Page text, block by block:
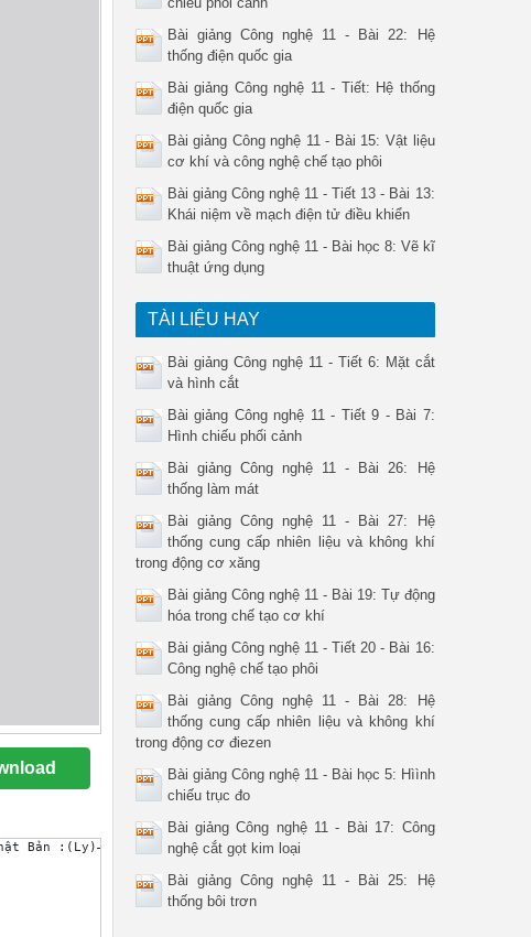
ngành CN Nhật Bản :(Ly)– Giá trị sản lượng công nghiệp đứng
Bài giảng Công nghệ 11 - Bài 22: Hệ
thống điện quốc gia
Bài giảng Công nghệ 11 - Tiết: Hệ thống
điện quốc gia
Bài giảng Công nghệ 11 - Bài 15: Vật liệu
cơ khí và công nghệ chế tạo phôi
Bài giảng Công nghệ 11 - Tiết 13 - Bài 13:
Khái niệm về mạch điện tử điều khiển
Bài giảng Công nghệ 11 - Bài học 8: Vẽ kĩ
thuật ứng dụng
TÀI LIỆU HAY
Bài giảng Công nghệ 11 - Tiết 6: Mặt cắt
và hình cắt
Bài giảng Công nghệ 11 - Tiết 9 - Bài 7:
Hình chiếu phối cảnh
Bài giảng Công nghệ 11 - Bài 26: Hệ
thống làm mát
Bài giảng Công nghệ 11 - Bài 27: Hệ
thống cung cấp nhiên liệu và không khí
trong động cơ xăng
Bài giảng Công nghệ 11 - Bài 19: Tự động
hóa trong chế tạo cơ khí
Bài giảng Công nghệ 11 - Tiết 20 - Bài 16:
Công nghệ chế tạo phôi
Bài giảng Công nghệ 11 - Bài 28: Hệ
thống cung cấp nhiên liệu và không khí
trong động cơ điezen
Bài giảng Công nghệ 11 - Bài học 5: Hìình
chiếu trục đo
Bài giảng Công nghệ 11 - Bài 17: Công
nghệ cắt gọt kim loại
Bài giảng Công nghệ 11 - Bài 25: Hệ
thống bôi trơn